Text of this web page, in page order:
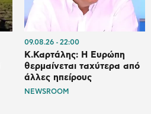
09.08.26 22:00
Κ.Καρτάλης: Η Ευρώπη
θερμαίνεται ταχύτερα από
άλλες ηπείρους
NEWSROOM